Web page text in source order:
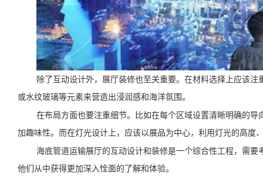
除了互动设计外，展厅装修也至关重要。在材料选择上应该
或水纹玻璃等元素来营造出浸润感和海洋氛围。
在布局方面也要注重细节。比如在每个区域设置清晰明确的
加趣味性。而在灯光设计上，应该以展品为中心，利用灯光的高度
海底管道运输展厅的互动设计和装修是一个综合性工程，需
他们从中获得更加深入恮面的了解和体验。